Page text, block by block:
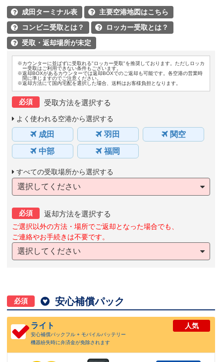
 成田ターミナル表  主要空港地図はこちら
 コンビニ受取とは？  ロッカー受取とは？
 受取・返却場所が未定
※カウンターに並ばずに受取れる"ロッカー受取"を推奨しております。ただしロッカ
ー受取はご利用できない条件もございます。
※返却BOXがあるカウンターでは返却BOXでのご返却も可能です。各空港の営業時
間に準じますのでご注意ください。
※返却方法にて国内宅配を選択した場合、送料はお客様負担となります。
必須 受取方法を選択する
よく使われる空港から選択する
成田 羽田
関空
中部
福岡
すべての受取場所から選択する
選択してください
必須 返却方法を選択する
ご選択以外の方法・場所でご返却となった場合でも、
ご連絡やお手続きは不要です。
選択してください
必須  安心補償パック
ライト
安心補償パックフル + モバイルバッテリー
機器紛失時に弁済金が免除されます
人気